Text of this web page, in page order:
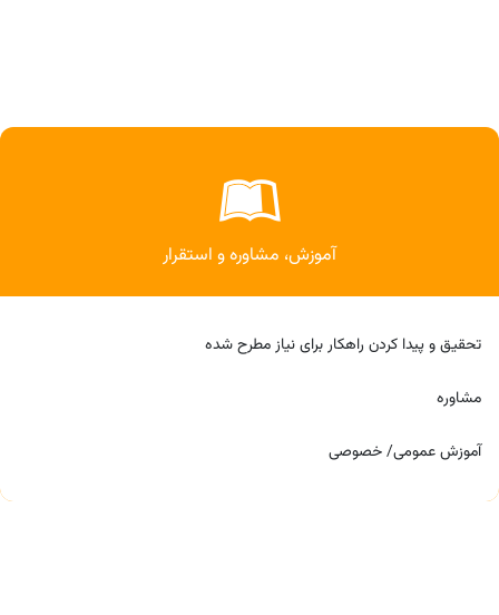
آموزش، مشاوره و استقرار
تحقیق و پیدا کردن راهکار برای نیاز مطرح شده
مشاوره
آموزش عمومی/ خصوصی